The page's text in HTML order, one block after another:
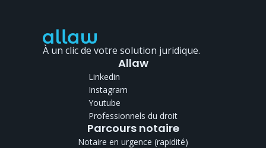
À un clic de votre solution juridique.
Allaw
Linkedin
Instagram
Youtube
Professionnels du droit
Parcours notaire
Notaire en urgence (rapidité)